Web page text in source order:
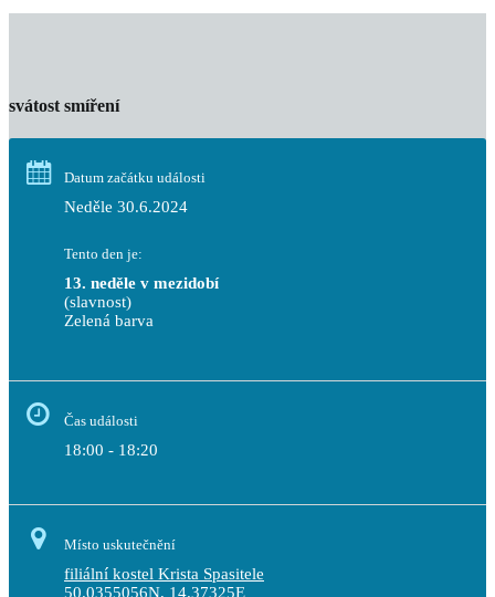
svátost smíření
Datum začátku události
Neděle 30.6.2024
Tento den je:
13. neděle v mezidobí
(slavnost)
Zelená barva
Čas události
18:00 - 18:20
Místo uskutečnění
filiální kostel Krista Spasitele
50.0355056N, 14.37325E